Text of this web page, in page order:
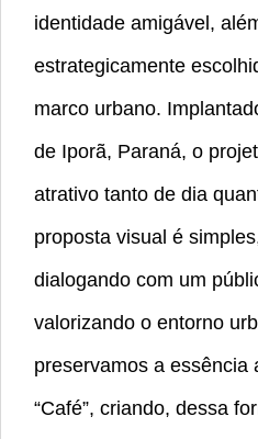
identidade amigável,
estrategicamente
marco urbano.
de Iporã, Paraná, o
atrativo tanto de dia
proposta visual é
dialogando com um
valorizando o entorno
preservamos a essência
“Café”, criando, dessa